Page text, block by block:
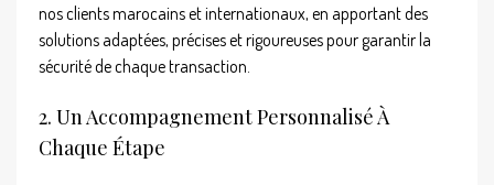
nos clients marocains et internationaux, en apportant des
solutions adaptées, précises et rigoureuses pour garantir la
sécurité de chaque transaction.
2. Un Accompagnement Personnalisé À
Chaque Étape